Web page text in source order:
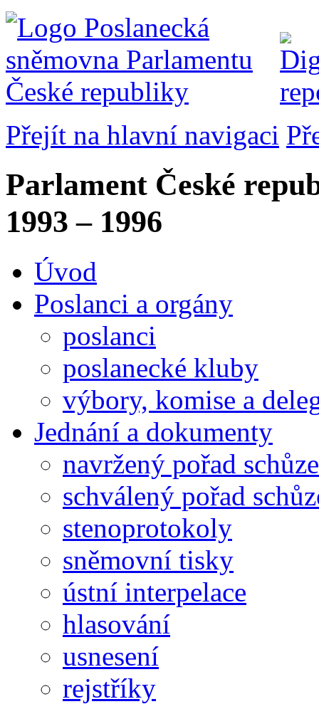
Přejít na hlavní navigaci
Parlament České
1993 – 1996
Úvod
Poslanci a orgány
poslanci
poslanecké kluby
výbory, komise a
Jednání a dokumenty
navržený pořad schůze
schválený pořad
stenoprotokoly
sněmovní tisky
ústní interpelace
hlasování
usnesení
rejstříky